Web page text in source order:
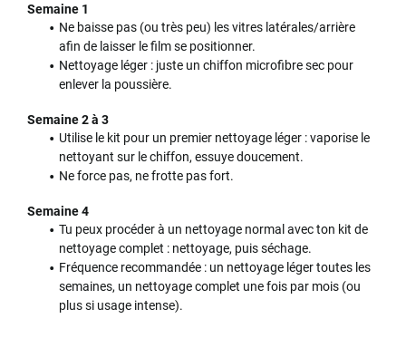
Semaine 1
Ne baisse pas (ou très peu) les vitres latérales/arrière
afin de laisser le film se positionner.
Nettoyage léger : juste un chiffon microfibre sec pour
enlever la poussière.
Semaine 2 à 3
Utilise le kit pour un premier nettoyage léger : vaporise le
nettoyant sur le chiffon, essuye doucement.
Ne force pas, ne frotte pas fort.
Semaine 4
Tu peux procéder à un nettoyage normal avec ton kit de
nettoyage complet : nettoyage, puis séchage.
Fréquence recommandée : un nettoyage léger toutes les
semaines, un nettoyage complet une fois par mois (ou
plus si usage intense).